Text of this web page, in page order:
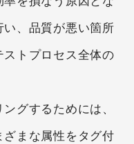
、品質が悪い箇所
トプロセス全体の
グするためには、
まな属性をタグ付